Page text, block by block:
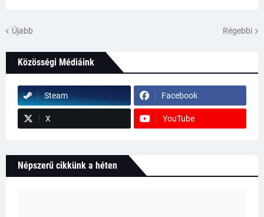
Újabb Régebbi
Közösségi Médiáink
Steam Facebook
X YouTube
Népszerű cikkünk a héten